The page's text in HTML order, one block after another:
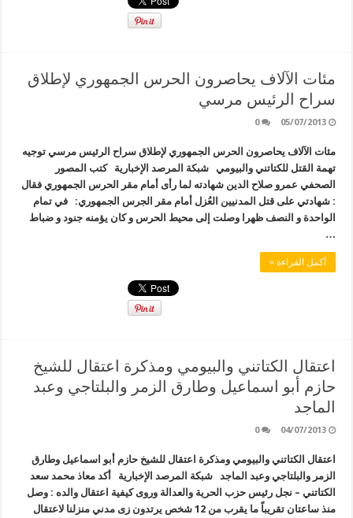
مئات الآلاف يحاصرون الحرس الجمهوري لإطلاق
سراح الرئيس مرسي
05/07/2013
0
مئات الآلاف يحاصرون الحرس الجمهوري لإطلاق سراح الرئيس مرسي توجيه
تهمة القتل للكتاتني والبيومي شبكة المرصد الإخبارية كتب المصور
الصحفي عمرو صلاح الدين شهادته لما رأى أمام مقر الحرس الجمهوري فقال
: شهادتي على قتل المدنيين العُزل أمام مقر الجرس الجمهوري: في تمام
الواحدة و النصف ظهرا وصلت إلى محيط الحرس و كان يؤمنه جنود و ضباط
…
أكمل القراءة »
اعتقال الكتاتني والبيومي ومذكرة اعتقال للشيخ
حازم أبو اسماعيل وطارق الزمر والبلتاجي وعبد
الماجد
04/07/2013
0
اعتقال الكتاتني والبيومي ومذكرة اعتقال للشيخ حازم أبو اسماعيل وطارق
الزمر والبلتاجي وعبد الماجد شبكة المرصد الإخبارية أكد معاذ محمد سعد
الكتاتني – نجل رئيس حزب الحرية والعدالة وروى كيفية اعتقال والده : وصل
منذ ساعتان تقريباً ما يقرب من 12 شخص يرتدون زى مدني منزلنا لاعتقال